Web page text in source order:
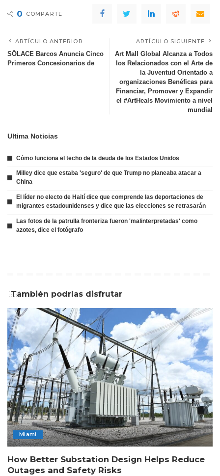
0 COMPARTE
ARTÍCULO ANTERIOR
SŌLACE Barcos Anuncia Cinco
Primeros Concesionarios de
ARTÍCULO SIGUIENTE
Art Mall Global Alcanza a Todos
los Relacionados con el Arte de
la Juventud Orientado a
organizaciones Benéficas para
Financiar, Promover y Expandir
el #ArtHeals Movimiento a nivel
mundial
Ultima Noticias
Cómo funciona el techo de la deuda de los Estados Unidos
Milley dice que estaba 'seguro' de que Trump no planeaba atacar a
China
El líder no electo de Haití dice que comprende las deportaciones de
migrantes estadounidenses y dice que las elecciones se retrasarán
Las fotos de la patrulla fronteriza fueron 'malinterpretadas' como
azotes, dice el fotógrafo
También podrías disfrutar
Miami
How Better Substation Design Helps Reduce
Outages and Safety Risks